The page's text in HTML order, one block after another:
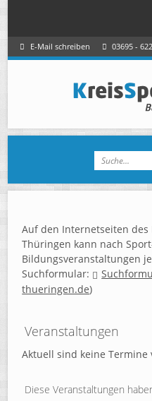
E-Mail schreiben 03695 -
Auf den Internetseiten des
Thüringen kann nach
Bildungsveranstaltungen
Suchformular:
thueringen.de)
Veranstaltungen
Aktuell sind keine Termine
Diese Veranstaltungen